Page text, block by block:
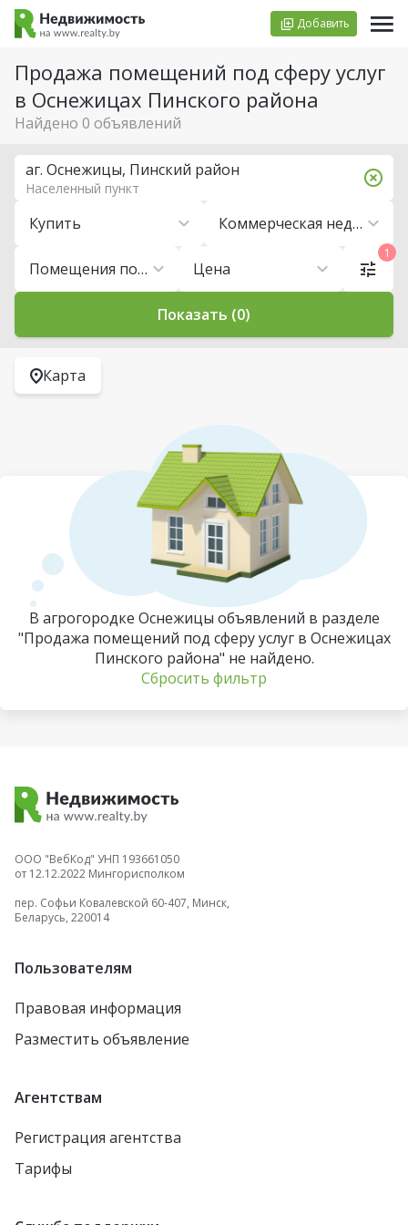
Добавить
Продажа помещений под сферу услуг
в Оснежицах Пинского района
Найдено 0 объявлений
Купить Коммерческая недвижимость
Помещения под сферу услуг Цена
аг. Оснежицы, Пинский район
Населенный пункт
1
Показать (0)
Карта
В агрогородке Оснежицы объявлений в разделе
"Продажа помещений под сферу услуг в Оснежицах
Пинского района" не найдено.
Сбросить фильтр
ООО "ВебКод" УНП 193661050
от 12.12.2022 Мингорисполком
пер. Софьи Ковалевской 60-407, Минск,
Беларусь, 220014
Пользователям
Правовая информация
Разместить объявление
Агентствам
Регистрация агентства
Тарифы